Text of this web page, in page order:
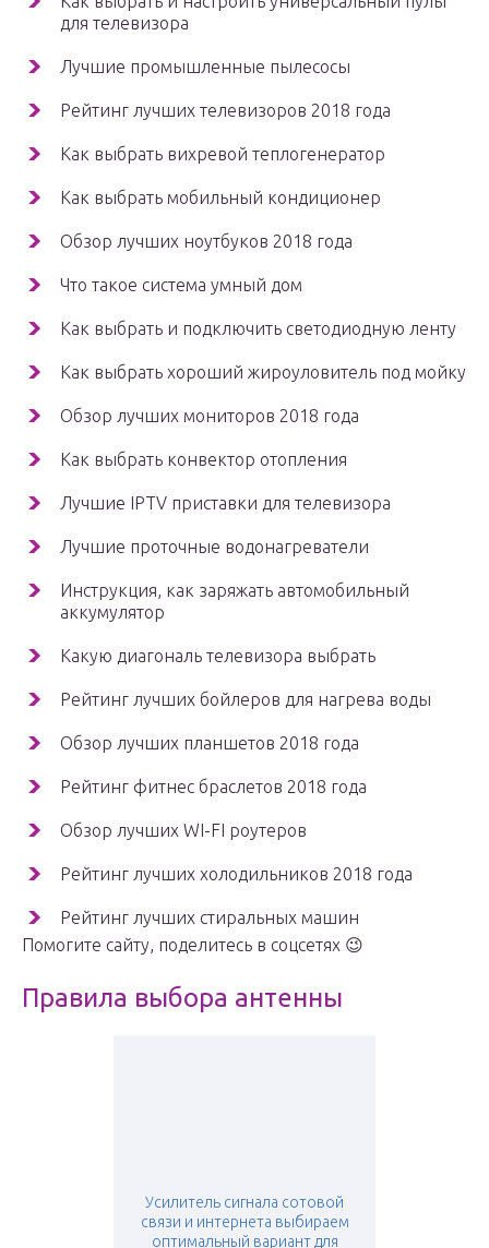
для телевизора
Лучшие промышленные пылесосы
Рейтинг лучших телевизоров 2018 года
Как выбрать вихревой теплогенератор
Как выбрать мобильный кондиционер
Обзор лучших ноутбуков 2018 года
Что такое система умный дом
Как выбрать и подключить светодиодную ленту
Как выбрать хороший жироуловитель под мойку
Обзор лучших мониторов 2018 года
Как выбрать конвектор отопления
Лучшие IPTV приставки для телевизора
Лучшие проточные водонагреватели
Инструкция, как заряжать автомобильный
аккумулятор
Какую диагональ телевизора выбрать
Рейтинг лучших бойлеров для нагрева воды
Обзор лучших планшетов 2018 года
Рейтинг фитнес браслетов 2018 года
Обзор лучших WI-FI роутеров
Рейтинг лучших холодильников 2018 года
Рейтинг лучших стиральных машин
Помогите сайту, поделитесь в соцсетях 😉
Правила выбора антенны
Усилитель сигнала сотовой
связи и интернета выбираем
оптимальный вариант для